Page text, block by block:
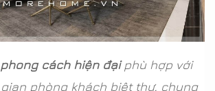
cách hiện đạiphù hợp với
phòng khách biệt thự, chung